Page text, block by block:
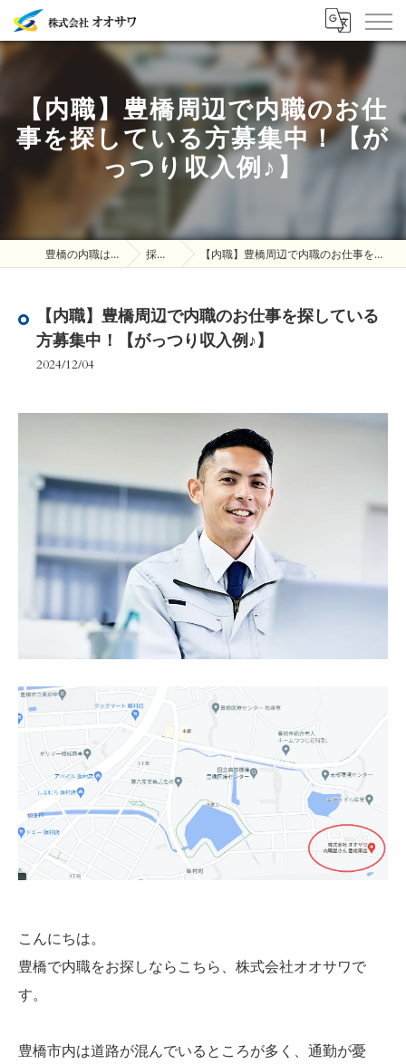
【内職】豊橋周辺で内職のお仕
事を探している方募集中！【が
っつり収入例♪】
豊橋の内職は株式会社オオサワ 採用ブログ 【内職】豊橋周辺で内職のお仕事を探している方募集中！【がっつり収入例♪】
【内職】豊橋周辺で内職のお仕事を探している
方募集中！【がっつり収入例♪】
2024/12/04
こんにちは。
豊橋で内職をお探しならこちら、株式会社オオサワで
す。
豊橋市内は道路が混んでいるところが多く、通勤が憂